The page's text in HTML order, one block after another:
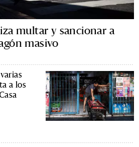
multar y sancionar a
masivo
a los